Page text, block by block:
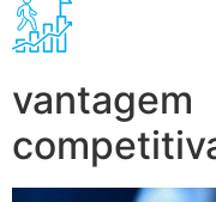
vantagem